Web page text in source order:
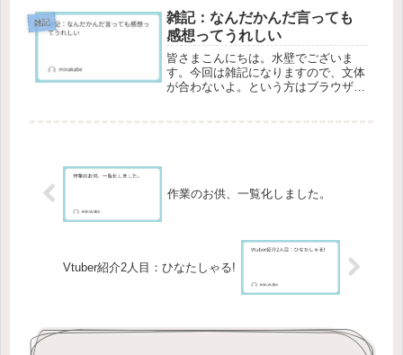
ハーメルンとはハーメルンとは所謂い
わゆる小説投稿サイトです。似たよう
なプ...
雑記
雑記：なんだかんだ言っても
感想ってうれしい
皆さまこんにちは。水壁でございま
す。今回は雑記になりますので、文体
が合わないよ。という方はブラウザバ
作業のお供、一覧化しました。
Vtuber紹介2人目：ひなたしゃる!